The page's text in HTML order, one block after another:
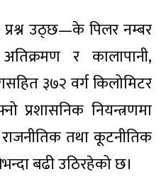
प्रश्न उठ्छ—के पिलर नम्बर
र कालापानी,
३७२ वर्ग किलोमिटर
प्रशासनिक नियन्त्रणमा
तथा कूटनीतिक
बढी उठिरहेको छ।